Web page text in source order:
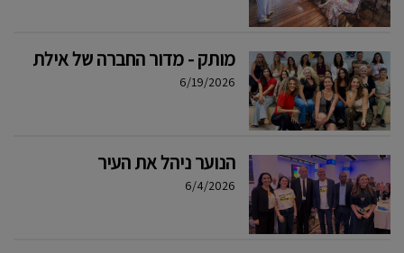
מותק - מדור החברה של אילת
6/19/2026
הנוער ניהל את העיר
6/4/2026